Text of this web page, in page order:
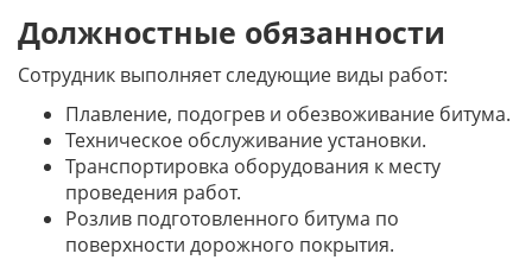
Должностные обязанности
Сотрудник выполняет следующие виды работ:
Плавление, подогрев и обезвоживание битума.
Техническое обслуживание установки.
Транспортировка оборудования к месту
проведения работ.
Розлив подготовленного битума по
поверхности дорожного покрытия.